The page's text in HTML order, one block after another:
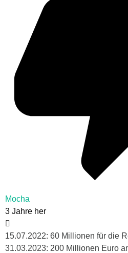
Mocha
3 Jahre her
15.07.2022: 60 Millionen für die
31.03.2023: 200 Millionen Euro